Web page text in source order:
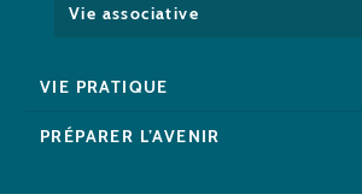
Vie associative
VIE PRATIQUE
PRÉPARER L’AVENIR